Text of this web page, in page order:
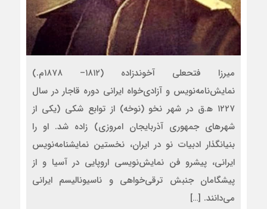
میرزا فتحعلی آخوندزاده (۱۸۱۲– ۱۸۷۸م.)
نمایش‌نامه‌نویس و آزادی‌خواه ایرانی دوره قاجار در سال
۱۲۲۷ ه‍.ق در شهر نخو (نوخه) از توابع شکی (یکی از
شهرهای جمهوری آذربایجان امروزی) زاده شد. او را
بنیانگذار ادبیات نو در ایران، نخستین نمایشنامه‌نویس
ایرانی، پیشرو فن نمایش‌نویسی اروپایی در آسیا و از
پیشگامان جنبش ترقی‌خواهی و ناسیونالیسم ایرانی
می‌دانند. […]